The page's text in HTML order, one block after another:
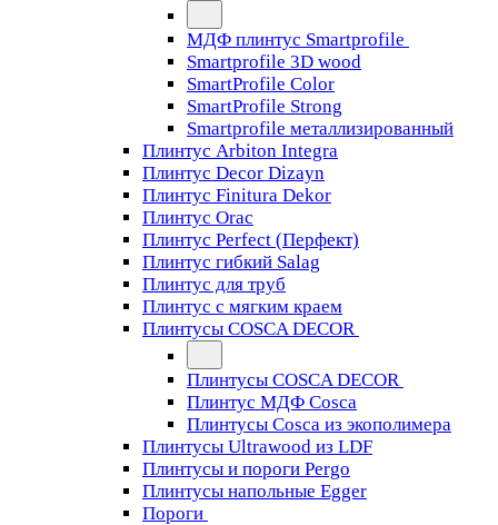
МДФ плинтус Smartprofile
Smartprofile 3D wood
SmartProfile Color
SmartProfile Strong
Smartprofile металлизированный
Плинтус Arbiton Integra
Плинтус Decor Dizayn
Плинтус Finitura Dekor
Плинтус Orac
Плинтус Perfect (Перфект)
Плинтус гибкий Salag
Плинтус для труб
Плинтус с мягким краем
Плинтусы COSCA DECOR
Плинтусы COSCA DECOR
Плинтус МДФ Cosca
Плинтусы Cosca из экополимера
Плинтусы Ultrawood из LDF
Плинтусы и пороги Pergo
Плинтусы напольные Egger
Пороги